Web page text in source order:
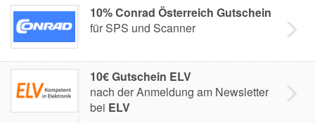
10% Conrad Österreich Gutschein
für SPS und Scanner
10€ Gutschein ELV
nach der Anmeldung am Newsletter
bei ELV